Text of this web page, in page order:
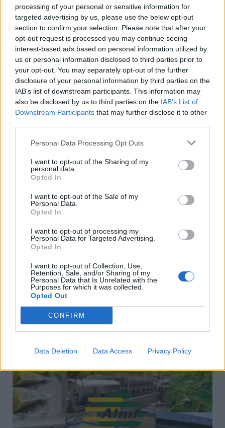
processing of your personal or sensitive information for
targeted advertising by us, please use the below opt-out
section to confirm your selection. Please note that after your
opt-out request is processed you may continue seeing
interest-based ads based on personal information utilized by
us or personal information disclosed to third parties prior to
your opt-out. You may separately opt-out of the further
disclosure of your personal information by third parties on the
IAB’s list of downstream participants. This information may
also be disclosed by us to third parties on the IAB’s List of
Downstream Participants that may further disclose it to other
Personal Data Processing Opt Outs
I want to opt-out of the Sharing of my
personal data.
Opted In
I want to opt-out of the Sale of my
Personal Data.
Opted In
I want to opt-out of processing my
Personal Data for Targeted Advertising.
Opted In
I want to opt-out of Collection, Use,
Retention, Sale, and/or Sharing of my
Personal Data that Is Unrelated with the
Purposes for which it was collected.
Opted Out
CONFIRM
Data Deletion Data Access Privacy Policy
Τ.Κ. 59132 – Βέροια Ημαθίας
Τηλ. : 2331029035-2331072019
Fax: 2331072029
2) Βετσοπούλου 80 – Τ.Κ. 59300
Αλεξάνδρεια Ημαθίας
Τηλ. : 2333027043
Email: lazarostsavdaridis@yahoo.com
ΥΠΟΨΗΦΙΟΥ ΒΟΥΛΕΥΤΗ ΝΔ ΗΜΑΘΙΑΣ
Facebook
PREVIOUS ARTICLE
ΔΗ.ΠΕ.ΘΕ. Βέροιας: Η
Ερασιτεχνική Ομάδα Δέση θα
ανεβάσει παράσταση με τίτλο
”μορτισσεσ” στις 12 Μαϊου
Συγχαρητήρια επιστολή του
Δημάρχου Αλεξάνδρειας Π.
Γκυρίνη για τη διάκριση του 7ου
Διεθνή Μαθητικό Διαγωνισμό